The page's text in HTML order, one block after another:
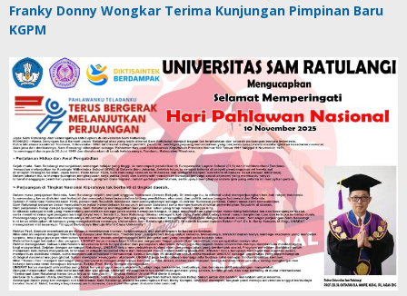
Franky Donny Wongkar Terima Kunjungan Pimpinan Baru
KGPM